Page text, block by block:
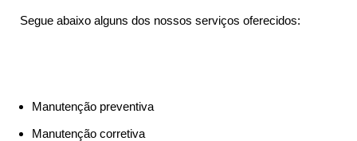
Segue abaixo alguns dos nossos serviços oferecidos:
Manutenção preventiva
Manutenção corretiva